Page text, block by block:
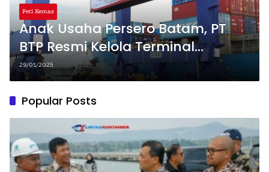
Peti Kemas
Anak Usaha Persero Batam, PT
BTP Resmi Kelola Terminal
Petikemas Batuampar
29/01/2025
Popular Posts